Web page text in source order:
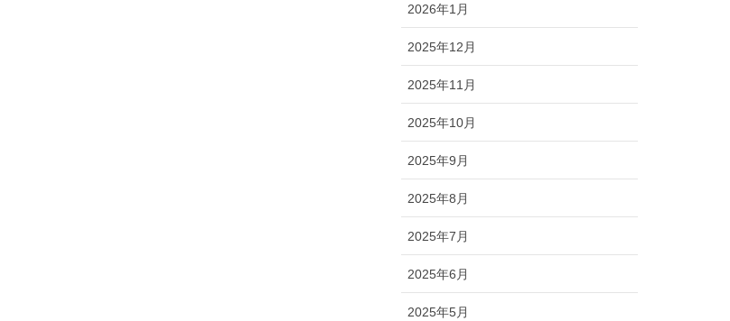
2026年1月
2025年12月
2025年11月
2025年10月
2025年9月
2025年8月
2025年7月
2025年6月
2025年5月